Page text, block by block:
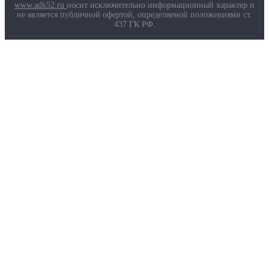
Маркировка противогазов
Основные ТР ТС, ГОСТ и ТУ
www.adk52.ru носит исключительно информационный характер и
не является публичной офертой, определяемой положениями ст.
437 ГК РФ.